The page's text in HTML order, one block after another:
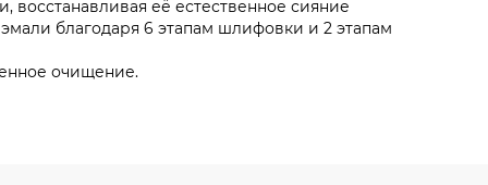
её естественное сияние
благодаря 6 этапам шлифовки и 2 этапам
очищение.